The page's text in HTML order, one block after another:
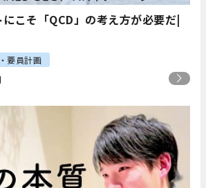
こそ「QCD」の考え方が必要だ|
要員計画